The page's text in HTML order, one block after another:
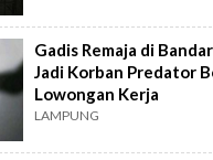
Gadis Remaja di
Jadi Korban Predator
Lowongan Kerja
LAMPUNG